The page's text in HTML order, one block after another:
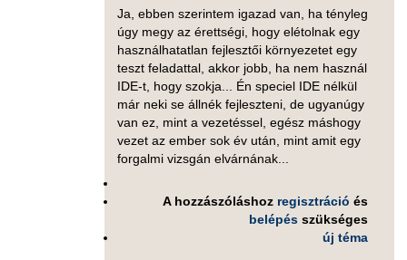
Ja, ebben szerintem igazad van, ha tényleg
úgy megy az érettségi, hogy elétolnak egy
használhatatlan fejlesztői környezetet egy
teszt feladattal, akkor jobb, ha nem használ
IDE-t, hogy szokja... Én speciel IDE nélkül
már neki se állnék fejleszteni, de ugyanúgy
van ez, mint a vezetéssel, egész máshogy
vezet az ember sok év után, mint amit egy
forgalmi vizsgán elvárnának...
A hozzászóláshoz regisztráció és
belépés szükséges
új téma